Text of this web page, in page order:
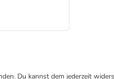
Du kannst dem jederzeit